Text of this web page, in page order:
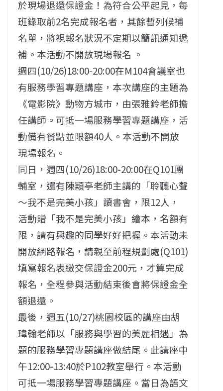
於現場退還保證金！為符合公平起見，每
班錄取前2名完成報名者，其餘暫列候補
名單，將視報名狀況不定期以簡訊通知遞
補。本活動不開放現場報名 。
週四(10/26)18:00-20:00在M104會議室也
有服務學習專題講座，本次講座的主題為
《電影院》動物方城市，由張雅鈴老師擔
任講師。可抵一場服務學習專題講座，活
動備有餐點並限額40人。本活動不開放
現場報名。
同日，週四(10/26)18:00-20:00在Q101團
輔室，還有陳穎亭老師主講的「聆聽心聲
～我不是完美小孩」讀書會，限12人，
活動贈「我不是完美小孩」繪本，名額有
限，請有興趣的同學好好把握。本活動未
開放網路報名，請親至前程規劃處(Q101)
填寫報名表繳交保證金200元，才算完成
報名，全程參與活動結束後會將保證金全
額退還。
最後，週五(10/27)桃園校區的講座由胡
瑋翰老師以「服務與學習的美麗相遇」為
題的服務學習專題講座做結尾。此講座中
午12:00-13:40於P102教室舉行。本活動
可抵一場服務學習專題講座。當日為語文